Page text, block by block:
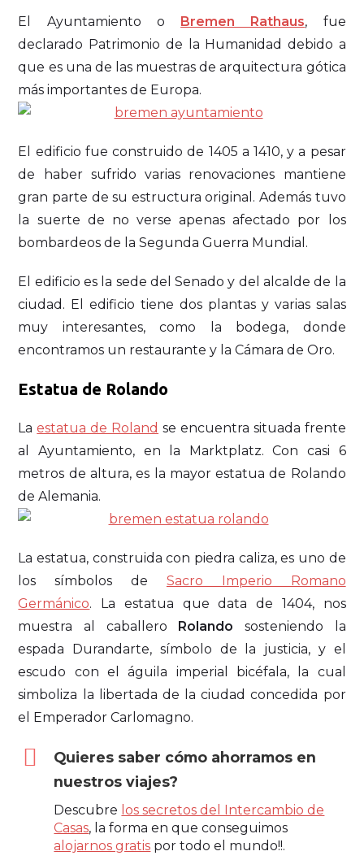
El Ayuntamiento o Bremen Rathaus, fue
declarado Patrimonio de la Humanidad debido a
que es una de las muestras de arquitectura gótica
más importantes de Europa.
El edificio fue construido de 1405 a 1410, y a pesar
de haber sufrido varias renovaciones mantiene
gran parte de su estructura original. Además tuvo
la suerte de no verse apenas afectado por los
bombardeos de la Segunda Guerra Mundial.
El edificio es la sede del Senado y del alcalde de la
ciudad. El edificio tiene dos plantas y varias salas
muy interesantes, como la bodega, donde
encontramos un restaurante y la Cámara de Oro.
Estatua de Rolando
Laestatua de Roland se encuentra situada frente
al Ayuntamiento, en la Marktplatz. Con casi 6
metros de altura, es la mayor estatua de Rolando
de Alemania.
La estatua, construida con piedra caliza, es uno de
los símbolos de Sacro Imperio Romano
Germánico. La estatua que data de 1404, nos
muestra al caballero Rolando sosteniendo la
espada Durandarte, símbolo de la justicia, y el
escudo con el águila imperial bicéfala, la cual
simboliza la libertada de la ciudad concedida por
el Emperador Carlomagno.
Quieres saber cómo ahorramos en
nuestros viajes?
Descubre los secretos del Intercambio de
Casas, la forma en que conseguimos
alojarnos gratis por todo el mundo!!.